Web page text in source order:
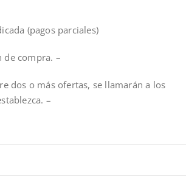
(pagos parciales)
compra. –
dos o más ofertas, se llamarán a los
–